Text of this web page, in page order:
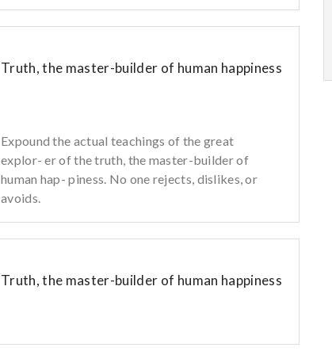
Truth, the master-builder of human happiness
Expound the actual teachings of the great
explor- er of the truth, the master-builder of
human hap- piness. No one rejects, dislikes, or
avoids.
Truth, the master-builder of human happiness